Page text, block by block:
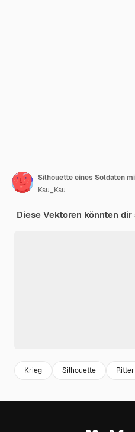
Silhouette eines Soldaten
Ksu_Ksu
Diese Vektoren könnten
Krieg Silhouette Ritter